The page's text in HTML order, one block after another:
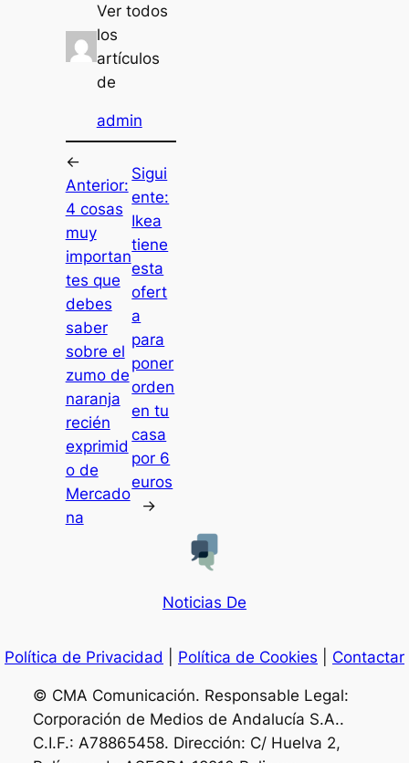
Ver todos
los
artículos
de
admin
←
Anterior:
4 cosas
muy
importan
tes que
debes
saber
sobre el
zumo de
naranja
recién
exprimid
o de
Mercado
na
Sigui
ente:
Ikea
tiene
esta
ofert
a
para
poner
orden
en tu
casa
por 6
euros
→
Noticias De
Política de Privacidad Política de Cookies Contactar
© CMA Comunicación. Responsable Legal:
Corporación de Medios de Andalucía S.A..
C.I.F.: A78865458. Dirección: C/ Huelva 2,